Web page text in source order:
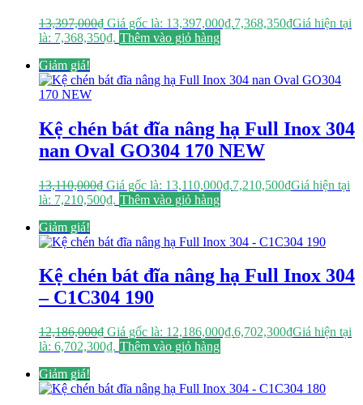
13,397,000₫ Giá gốc là: 13,397,000₫.7,368,350₫Giá hiện tại
là: 7,368,350₫. Thêm vào giỏ hàng
Giảm giá!
Kệ chén bát đĩa nâng hạ Full Inox 304
nan Oval GO304 170 NEW
13,110,000₫ Giá gốc là: 13,110,000₫.7,210,500₫Giá hiện tại
là: 7,210,500₫. Thêm vào giỏ hàng
Giảm giá!
Kệ chén bát đĩa nâng hạ Full Inox 304
– C1C304 190
12,186,000₫ Giá gốc là: 12,186,000₫.6,702,300₫Giá hiện tại
là: 6,702,300₫. Thêm vào giỏ hàng
Giảm giá!